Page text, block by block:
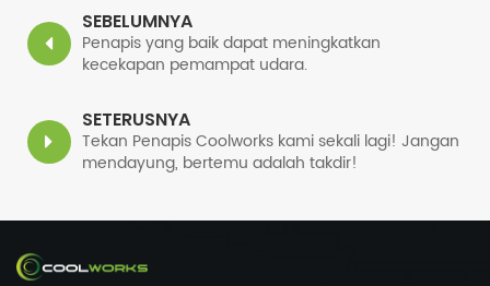
SEBELUMNYA
Penapis yang baik dapat meningkatkan
kecekapan pemampat udara.
SETERUSNYA
Tekan Penapis Coolworks kami sekali lagi! Jangan
mendayung, bertemu adalah takdir!